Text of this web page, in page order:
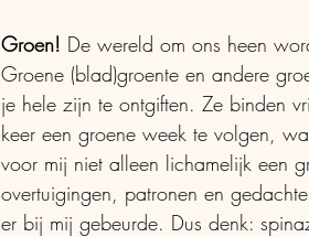
Groen! De wereld om ons heen
Groene (blad)groente en andere
je hele zijn te ontgiften. Ze binden
keer een groene week te volgen,
voor mij niet alleen lichamelijk een
overtuigingen, patronen en
er bij mij gebeurde. Dus denk: